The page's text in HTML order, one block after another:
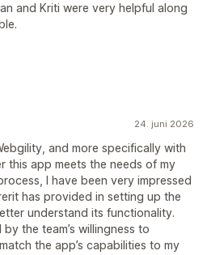
and Kriti were very helpful along
24. juni 2026
and more specifically with
this app meets the needs of my
I have been very impressed
has provided in setting up the
understand its functionality.
by the team’s willingness to
the app’s capabilities to my